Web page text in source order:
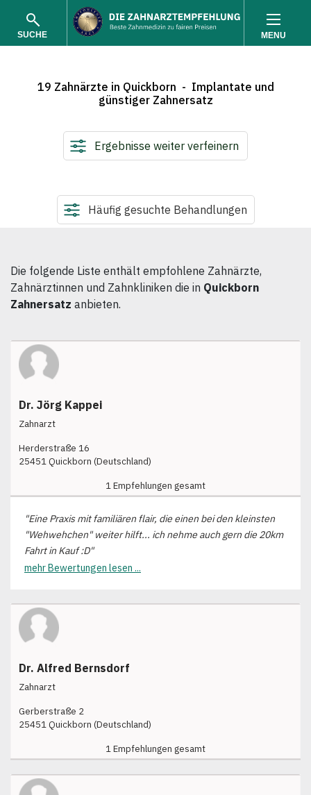
SUCHE MENU
19 Zahnärzte in Quickborn - Implantate und
günstiger Zahnersatz
Ergebnisse weiter verfeinern
Häufig gesuchte Behandlungen
Die folgende Liste enthält empfohlene Zahnärzte,
Zahnärztinnen und Zahnkliniken die in Quickborn
Zahnersatz anbieten.
Dr. Jörg Kappei
Zahnarzt
Herderstraße 16
25451 Quickborn (Deutschland)
1 Empfehlungen gesamt
"Eine Praxis mit familiären flair, die einen bei den kleinsten
"Wehwehchen" weiter hilft... ich nehme auch gern die 20km
Fahrt in Kauf :D"
mehr Bewertungen lesen ...
Dr. Alfred Bernsdorf
Zahnarzt
Gerberstraße 2
25451 Quickborn (Deutschland)
1 Empfehlungen gesamt